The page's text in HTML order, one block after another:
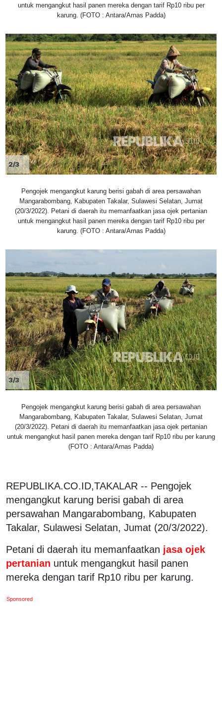
untuk mengangkut hasil panen mereka dengan tarif Rp10 ribu per
karung. (FOTO : Antara/Arnas Padda)
2/3
Pengojek mengangkut karung berisi gabah di area persawahan
Mangarabombang, Kabupaten Takalar, Sulawesi Selatan, Jumat
(20/3/2022). Petani di daerah itu memanfaatkan jasa ojek pertanian
untuk mengangkut hasil panen mereka dengan tarif Rp10 ribu per
karung. (FOTO : Antara/Arnas Padda)
3/3
Pengojek mengangkut karung berisi gabah di area persawahan
Mangarabombang, Kabupaten Takalar, Sulawesi Selatan, Jumat
(20/3/2022). Petani di daerah itu memanfaatkan jasa ojek pertanian
untuk mengangkut hasil panen mereka dengan tarif Rp10 ribu per karung
(FOTO : Antara/Arnas Padda)
REPUBLIKA.CO.ID,TAKALAR -- Pengojek
mengangkut karung berisi gabah di area
persawahan Mangarabombang, Kabupaten
Takalar, Sulawesi Selatan, Jumat (20/3/2022).
Petani di daerah itu memanfaatkan jasa ojek
pertanian untuk mengangkut hasil panen
mereka dengan tarif Rp10 ribu per karung.
Sponsored